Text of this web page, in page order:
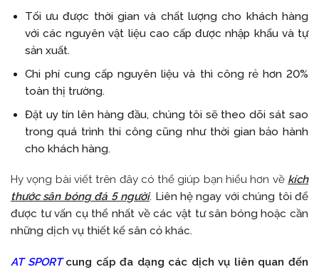
Tối ưu được thời gian và chất lượng cho khách hàng
với các nguyên vật liệu cao cấp được nhập khẩu và tự
sản xuất.
Chi phí cung cấp nguyên liệu và thì công rẻ hơn 20%
toàn thị trường.
Đặt uy tín lên hàng đầu, chúng tôi sẽ theo dõi sát sao
trong quá trình thi công cũng như thời gian bảo hành
cho khách hàng.
Hy vọng bài viết trên đây có thể giúp bạn hiểu hơn về kích
thước sân bóng đá 5 người. Liên hệ ngay với chúng tôi để
được tư vấn cụ thể nhất về các vật tư sân bóng hoặc cần
những dịch vụ thiết kế sân cỏ khác.
AT SPORTcung cấp đa dạng các dịch vụ liên quan đến